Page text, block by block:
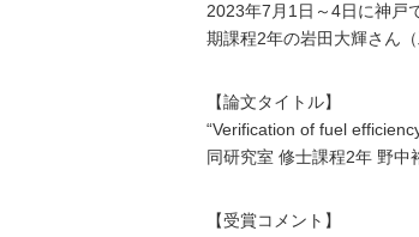
2023年7月1日～4日に神戸
期課程2年の岩田大輝さん
【論文タイトル】
“Verification of fuel
同研究室 修士課程2年 野中
【受賞コメント】